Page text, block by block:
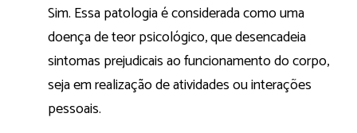
Sim. Essa patologia é considerada como uma
doença de teor psicológico, que desencadeia
sintomas prejudicais ao funcionamento do corpo,
seja em realização de atividades ou interações
pessoais.